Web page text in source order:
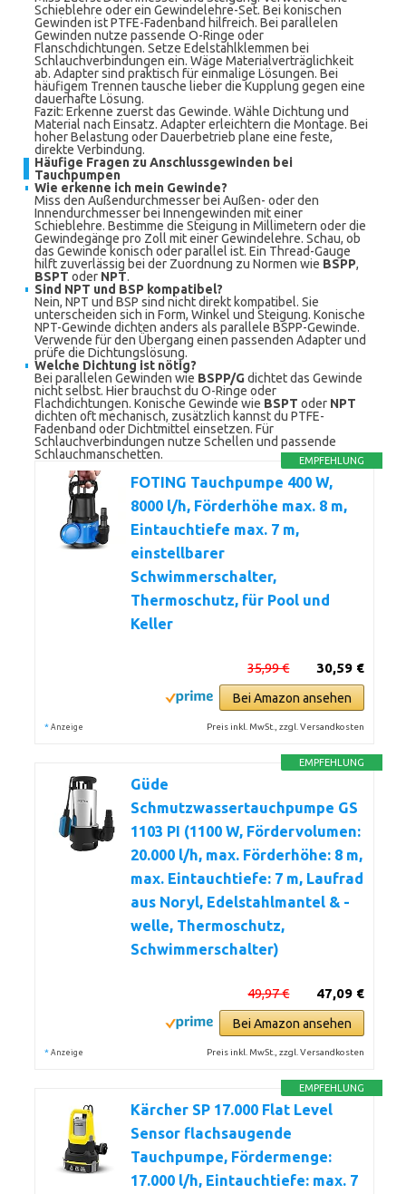
Schieblehre oder ein Gewindelehre-Set. Bei konischen
Gewinden ist PTFE-Fadenband hilfreich. Bei parallelen
Gewinden nutze passende O-Ringe oder
Flanschdichtungen. Setze Edelstahlklemmen bei
Schlauchverbindungen ein. Wäge Materialverträglichkeit
ab. Adapter sind praktisch für einmalige Lösungen. Bei
häufigem Trennen tausche lieber die Kupplung gegen eine
dauerhafte Lösung.
Fazit: Erkenne zuerst das Gewinde. Wähle Dichtung und
Material nach Einsatz. Adapter erleichtern die Montage. Bei
hoher Belastung oder Dauerbetrieb plane eine feste,
direkte Verbindung.
Häufige Fragen zu Anschlussgewinden bei
Tauchpumpen
Wie erkenne ich mein Gewinde?
Miss den Außendurchmesser bei Außen- oder den
Innendurchmesser bei Innengewinden mit einer
Schieblehre. Bestimme die Steigung in Millimetern oder die
Gewindegänge pro Zoll mit einer Gewindelehre. Schau, ob
das Gewinde konisch oder parallel ist. Ein Thread-Gauge
hilft zuverlässig bei der Zuordnung zu Normen wie BSPP,
BSPT oder NPT.
Sind NPT und BSP kompatibel?
Nein, NPT und BSP sind nicht direkt kompatibel. Sie
unterscheiden sich in Form, Winkel und Steigung. Konische
NPT-Gewinde dichten anders als parallele BSPP-Gewinde.
Verwende für den Übergang einen passenden Adapter und
prüfe die Dichtungslösung.
Welche Dichtung ist nötig?
Bei parallelen Gewinden wie BSPP/Gdichtet das Gewinde
nicht selbst. Hier brauchst du O-Ringe oder
Flachdichtungen. Konische Gewinde wie BSPT oder NPT
dichten oft mechanisch, zusätzlich kannst du PTFE-
Fadenband oder Dichtmittel einsetzen. Für
Schlauchverbindungen nutze Schellen und passende
Schlauchmanschetten.
EMPFEHLUNG
FOTING Tauchpumpe 400 W,
8000 l/h, Förderhöhe max. 8 m,
Eintauchtiefe max. 7 m,
einstellbarer
Schwimmerschalter,
Thermoschutz, für Pool und
Keller
30,59 €
35,99 €
Bei Amazon ansehen
* Anzeige Preis inkl. MwSt., zzgl. Versandkosten
EMPFEHLUNG
Güde
Schmutzwassertauchpumpe GS
1103 PI (1100 W, Fördervolumen:
20.000 l/h, max. Förderhöhe: 8 m,
max. Eintauchtiefe: 7 m, Laufrad
aus Noryl, Edelstahlmantel & -
welle, Thermoschutz,
Schwimmerschalter)
47,09 €
49,97 €
Bei Amazon ansehen
* Anzeige Preis inkl. MwSt., zzgl. Versandkosten
EMPFEHLUNG
Kärcher SP 17.000 Flat Level
Sensor flachsaugende
Tauchpumpe, Fördermenge:
17.000 l/h, Eintauchtiefe: max. 7